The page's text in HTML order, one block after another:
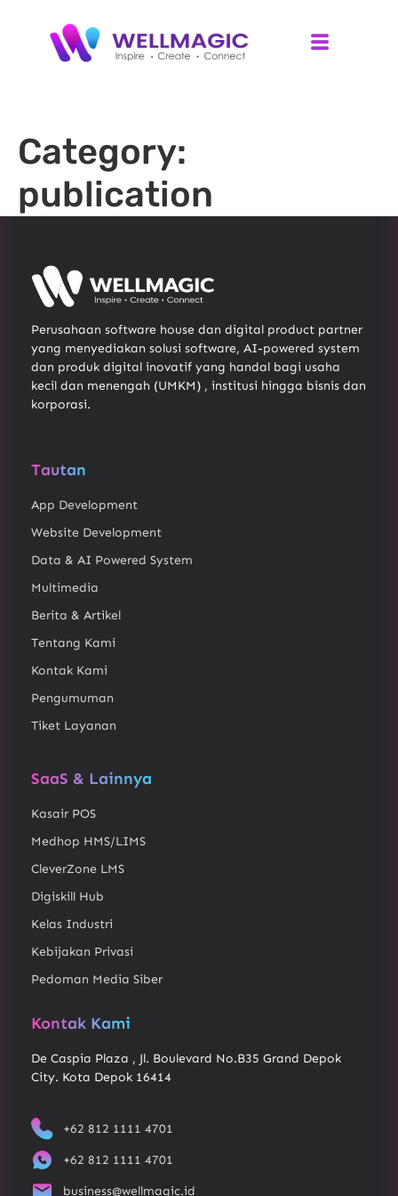
Category:
publication
Perusahaan software house dan digital product partner
yang menyediakan solusi software, AI-powered system
dan produk digital inovatif yang handal bagi usaha
kecil dan menengah (UMKM) , institusi hingga bisnis dan
korporasi.
Tautan
App Development
Website Development
Data & AI Powered System
Multimedia
Berita & Artikel
Tentang Kami
Kontak Kami
Pengumuman
Tiket Layanan
SaaS & Lainnya
Kasair POS
Medhop HMS/LIMS
CleverZone LMS
Digiskill Hub
Kelas Industri
Kebijakan Privasi
Pedoman Media Siber
Kontak Kami
De Caspia Plaza , Jl. Boulevard No.B35 Grand Depok
City. Kota Depok 16414
+62 812 1111 4701
+62 812 1111 4701
business@wellmagic.id